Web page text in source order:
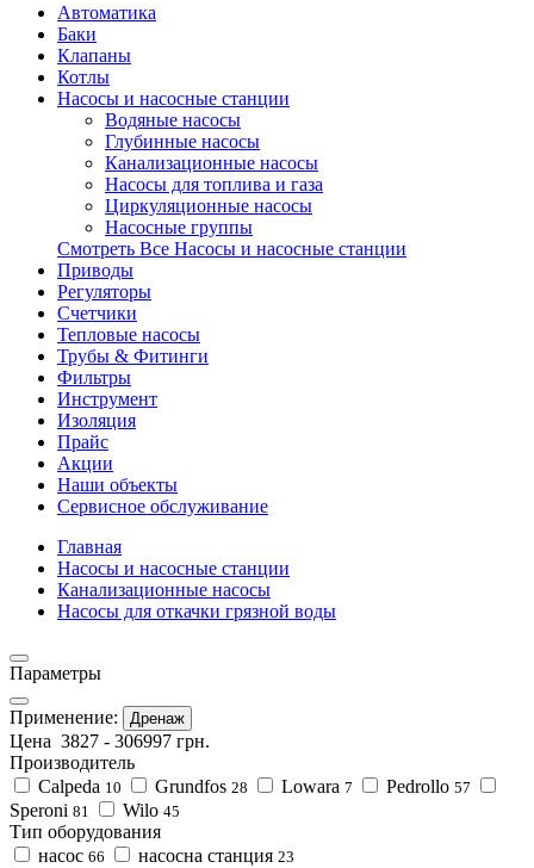
Автоматика
Баки
Клапаны
Котлы
Насосы и насосные станции
Водяные насосы
Глубинные насосы
Канализационные насосы
Насосы для топлива и газа
Циркуляционные насосы
Насосные группы
Смотреть Все Насосы и насосные станции
Приводы
Регуляторы
Счетчики
Тепловые насосы
Трубы & Фитинги
Фильтры
Инструмент
Изоляция
Прайс
Акции
Наши объекты
Сервисное обслуживание
Главная
Насосы и насосные станции
Канализационные насосы
Насосы для откачки грязной воды
Параметры
Применение: Дренаж
Цена 3827 - 306997 грн.
Производитель
Calpeda 10 Grundfos 28 Lowara 7 Pedrollo 57
Speroni 81 Wilo 45
Тип оборудования
насос 66 насосна станция 23